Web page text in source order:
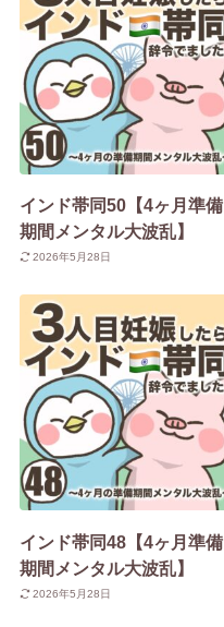
インド帯同50【4ヶ月準備
期間メンタル大波乱】
2026年5月28日
インド帯同48【4ヶ月準備
期間メンタル大波乱】
2026年5月28日